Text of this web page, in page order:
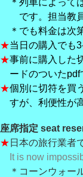
＊列車によって
です。担当教員
＊でも料金は次
★当日の購入でも
★事前に購入した
ードのついたpdf
★個別に切符を買
すが、利便性が
座席指定 seat
★ 日本の旅行業者
It is now
＊コーンウォー